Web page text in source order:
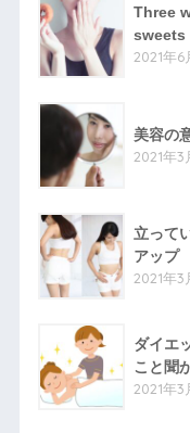
Three
sweets
2021年6
美容の
2021年3
立って
アップ
2021年3
ダイエ
こと聞
2021年3